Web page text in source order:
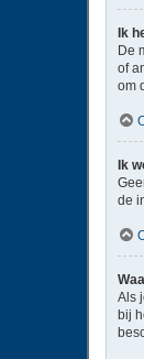
Ik
De
of
om
Ik
de
Als
bij